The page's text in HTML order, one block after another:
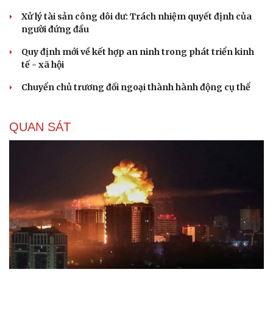
Xử lý tài sản công dôi dư: Trách nhiệm quyết định của
người đứng đầu
Quy định mới về kết hợp an ninh trong phát triển kinh
tế - xã hội
Chuyển chủ trương đối ngoại thành hành động cụ thể
QUAN SÁT